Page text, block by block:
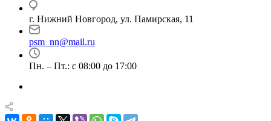
г. Нижний Новгород, ул. Памирская, 11
psm_nn@mail.ru
Пн. – Пт.: с 08:00 до 17:00